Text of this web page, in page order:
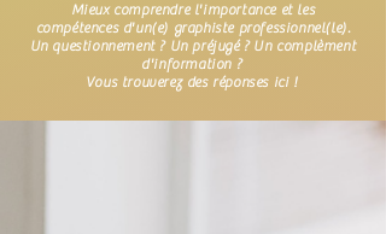
Mieux comprendre l'importance et les
compétences d'un(e) graphiste professionnel(le).
Un questionnement ? Un préjugé ? Un complèment
d'information ?
Vous trouverez des réponses ici !